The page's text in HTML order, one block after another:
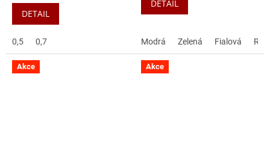
DETAIL
0,5 0,7
DETAIL
Modrá Zelená Fialová
Akce Akce